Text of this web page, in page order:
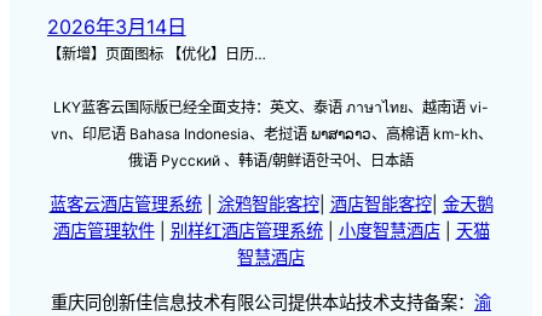
2026年3月14日
【新增】页面图标 【优化】日历…
LKY蓝客云国际版已经全面支持：英文、泰语 ภาษาไทย、越南语 vi-
vn、印尼语 Bahasa Indonesia、老挝语 ພາສາລາວ、高棉语 km-kh、
俄语 Русский 、韩语/朝鲜语한국어、日本語
蓝客云酒店管理系统| 涂鸦智能客控| 酒店智能客控| 金天鹅
酒店管理软件| 别样红酒店管理系统| 小度智慧酒店| 天猫
智慧酒店
重庆同创新佳信息技术有限公司提供本站技术支持备案： 渝